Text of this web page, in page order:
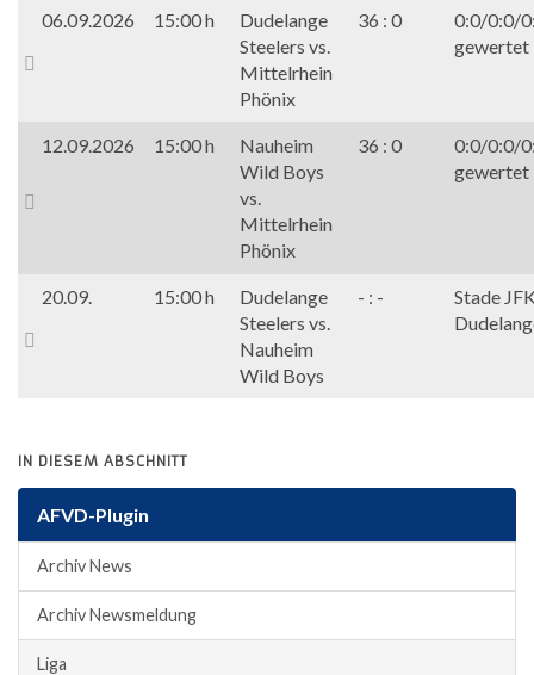
06.09.2026 15:00 h
Dudelange
Steelers vs.
Mittelrhein
Phönix
36 : 0
0:0/0:0/
gewertet
12.09.2026 15:00 h
Nauheim
Wild Boys
vs.
Mittelrhein
Phönix
36 : 0
0:0/0:0/
gewertet
20.09. 15:00 h
Dudelange
Steelers vs.
Nauheim
Wild Boys
- : -
Stade
IN DIESEM ABSCHNITT
AFVD-Plugin
Archiv News
Archiv Newsmeldung
Liga